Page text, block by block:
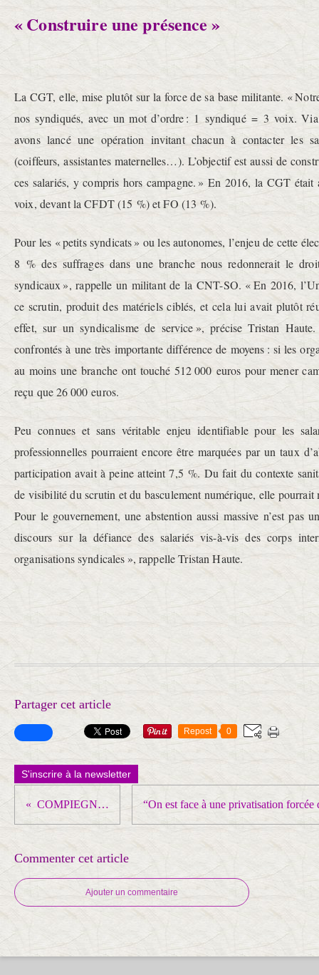
« Construire une présence »
La CGT, elle, mise plutôt sur la force de sa base militante. «
nos syndiqués, avec un mot d’ordre : 1 syndiqué = 3 voix.
avons lancé une opération invitant chacun à contacter les
(coiffeurs, assistantes maternelles…). L’objectif est aussi de
ces salariés, y compris hors campagne. » En 2016, la CGT était
voix, devant la CFDT (15 %) et FO (13 %).
Pour les « petits syndicats » ou les autonomes, l’enjeu de cette
8 % des suffrages dans une branche nous redonnerait le
syndicaux », rappelle un militant de la CNT-SO. « En 2016,
ce scrutin, produit des matériels ciblés, et cela lui avait plutôt
effet, sur un syndicalisme de service », précise Tristan
confrontés à une très importante différence de moyens : si les
au moins une branche ont touché 512 000 euros pour mener
reçu que 26 000 euros.
Peu connues et sans véritable enjeu identifiable pour les
professionnelles pourraient encore être marquées par un taux
participation avait à peine atteint 7,5 %. Du fait du contexte
de visibilité du scrutin et du basculement numérique, elle
Pour le gouvernement, une abstention aussi massive n’est pas
discours sur la défiance des salariés vis-à-vis des corps
organisations syndicales », rappelle Tristan Haute.
Partager cet article
Repost 0
S'inscrire à la newsletter
COMPIEGNE : grève chez Unilever et Manpower
Commenter cet article
Ajouter un commentaire